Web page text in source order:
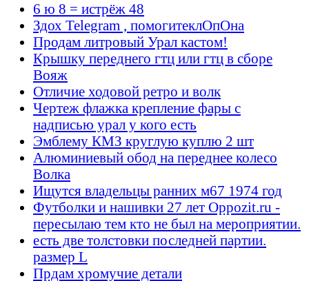
6 ю 8 = истрёж 48
Здох Telegram , помогитеклОпОна
Продам литровый Урал кастом!
Крышку переднего гтц или гтц в сборе
Вояж
Отличие ходовой ретро и волк
Чертеж флажка крепление фары с
надписью урал у кого есть
Эмблему КМЗ круглую куплю 2 шт
Алюминиевый обод на переднее колесо
Волка
Ищутся владельцы ранних м67 1974 год
Футболки и нашивки 27 лет Oppozit.ru -
пересылаю тем кто не был на мероприятии.
есть две толстовки последней партии.
размер L
Прдам хромучие детали